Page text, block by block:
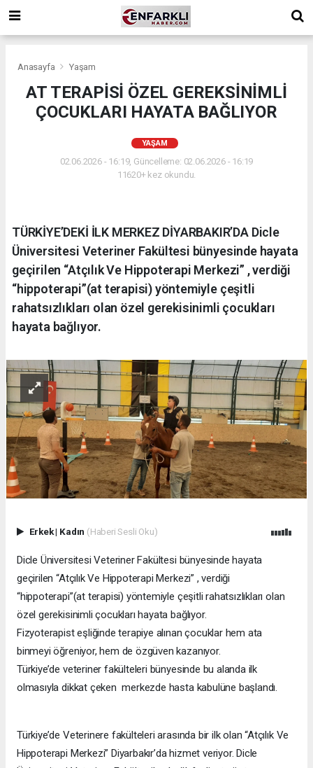
Anasayfa Yaşam
AT TERAPİSİ ÖZEL GEREKSİNİMLİ
ÇOCUKLARI HAYATA BAĞLIYOR
YAŞAM
02.06.2026 - 16:19, Güncelleme: 02.06.2026 - 16:19
11620+ kez okundu.
TÜRKİYE’DEKİ İLK MERKEZ DİYARBAKIR’DA Dicle
Üniversitesi Veteriner Fakültesi bünyesinde hayata
geçirilen “Atçılık Ve Hippoterapi Merkezi” , verdiği
“hippoterapi”(at terapisi) yöntemiyle çeşitli
rahatsızlıkları olan özel gerekisinimli çocukları
hayata bağlıyor.
Erkek| Kadın (Haberi Sesli Oku)
Dicle Üniversitesi Veteriner Fakültesi bünyesinde hayata
geçirilen “Atçılık Ve Hippoterapi Merkezi” , verdiği
“hippoterapi”(at terapisi) yöntemiyle çeşitli rahatsızlıkları olan
özel gerekisinimli çocukları hayata bağlıyor.
Fizyoterapist eşliğinde terapiye alınan çocuklar hem ata
binmeyi öğreniyor, hem de özgüven kazanıyor.
Türkiye’de veteriner fakülteleri bünyesinde bu alanda ilk
olmasıyla dikkat çeken merkezde hasta kabulüne başlandı.
Türkiye’de Veterinere fakülteleri arasında bir ilk olan “Atçılık Ve
Hippoterapi Merkezi” Diyarbakır’da hizmet veriyor. Dicle